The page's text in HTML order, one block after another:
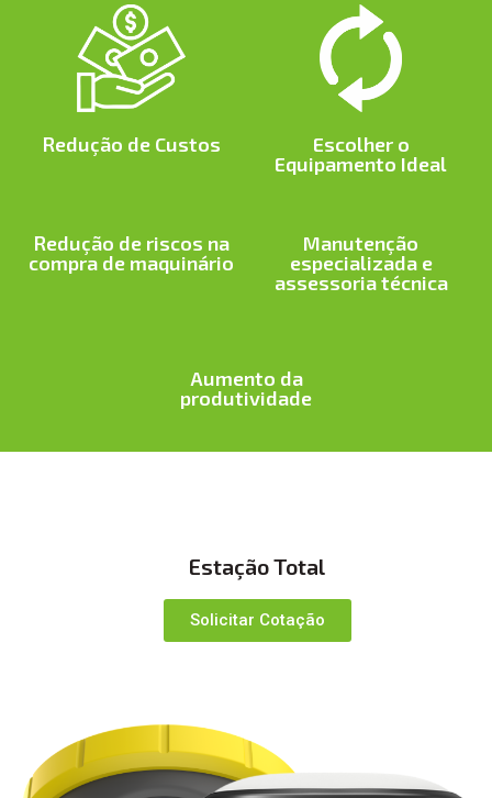
Redução de Custos
Escolher o
Equipamento Ideal
Redução de riscos na
compra de maquinário
Manutenção
especializada e
assessoria técnica
Aumento da
produtividade
Estação Total
Solicitar Cotação